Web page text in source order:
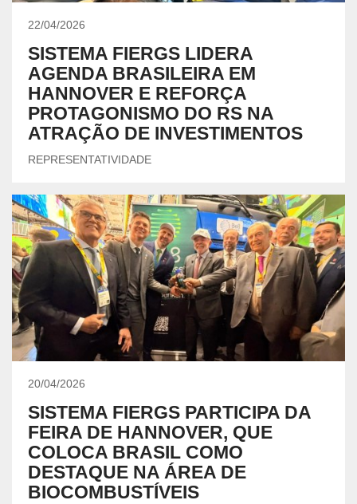
22/04/2026
SISTEMA FIERGS LIDERA
AGENDA BRASILEIRA EM
HANNOVER E REFORÇA
PROTAGONISMO DO RS NA
ATRAÇÃO DE INVESTIMENTOS
REPRESENTATIVIDADE
20/04/2026
SISTEMA FIERGS PARTICIPA DA
FEIRA DE HANNOVER, QUE
COLOCA BRASIL COMO
DESTAQUE NA ÁREA DE
BIOCOMBUSTÍVEIS